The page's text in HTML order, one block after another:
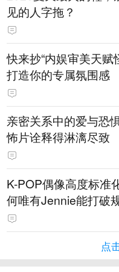
见的人字拖？
快来抄“内娱审美天赋
打造你的专属氛围感
亲密关系中的爱与恐
怖片诠释得淋漓尽致
K-POP偶像高度标准
何唯有Jennie能打破
点